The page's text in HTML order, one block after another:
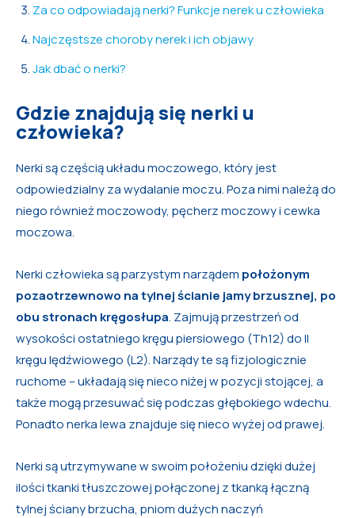
Za co odpowiadają nerki? Funkcje nerek u człowieka
Najczęstsze choroby nerek i ich objawy
Jak dbać o nerki?
Gdzie znajdują się nerki u
człowieka?
Nerki są częścią układu moczowego, który jest
odpowiedzialny za wydalanie moczu. Poza nimi należą do
niego również moczowody, pęcherz moczowy i cewka
moczowa.
Nerki człowieka są parzystym narządem położonym
pozaotrzewnowo na tylnej ścianie jamy brzusznej, po
obu stronach kręgosłupa. Zajmują przestrzeń od
wysokości ostatniego kręgu piersiowego (Th12) do II
kręgu lędźwiowego (L2). Narządy te są fizjologicznie
ruchome – układają się nieco niżej w pozycji stojącej, a
także mogą przesuwać się podczas głębokiego wdechu.
Ponadto nerka lewa znajduje się nieco wyżej od prawej.
Nerki są utrzymywane w swoim położeniu dzięki dużej
ilości tkanki tłuszczowej połączonej z tkanką łączną
tylnej ściany brzucha, pniom dużych naczyń